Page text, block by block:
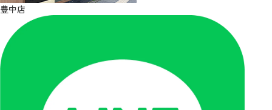
豊中店